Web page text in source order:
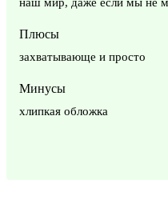
Плюсы
захватывающе и просто
Минусы
хлипкая обложка